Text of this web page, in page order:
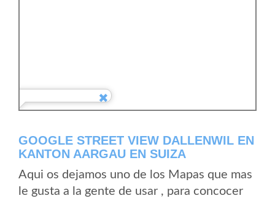
GOOGLE STREET VIEW DALLENWIL EN
KANTON AARGAU EN SUIZA
Aqui os dejamos uno de los Mapas que mas
le gusta a la gente de usar , para concocer